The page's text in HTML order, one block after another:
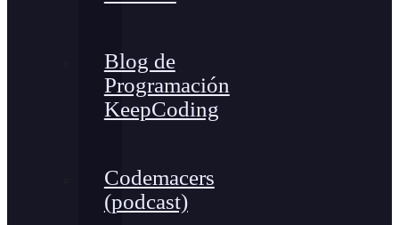
Blog de
Programación
KeepCoding
Codemacers
(podcast)